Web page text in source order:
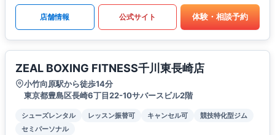
店舗情報 公式サイト 体験・相談予約
ZEAL BOXING FITNESS千川東長崎店
小竹向原駅から徒歩14分
東京都豊島区長崎6丁目22-10サバースビル2階
シューズレンタル レッスン振替可 キャンセル可
競技特化型ジム
セミパーソナル